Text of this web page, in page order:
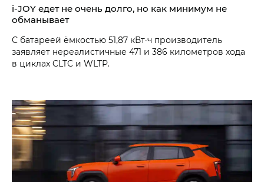
i‑JOY едет не очень долго, но как минимум не
обманывает
С батареей ёмкостью 51,87 кВт·ч производитель
заявляет нереалистичные 471 и 386 километров хода
в циклах CLTC и WLTP.